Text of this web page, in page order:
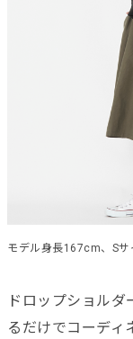
モデル身長167cm、Sサ
ドロップショル
るだけでコーディ